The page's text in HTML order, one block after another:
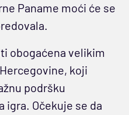
Paname moći će se
obogaćena velikim
koji
podršku
igra. Očekuje se da